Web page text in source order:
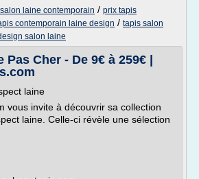
laine contemporain / prix tapis
contemporain laine design / tapis salon
salon laine
Cher - De 9€ à 259€ |
laine
vous invite à découvrir sa collection
laine. Celle-ci révèle une sélection